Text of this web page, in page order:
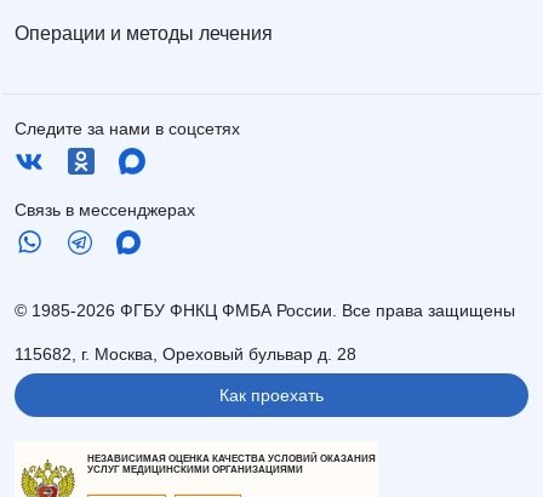
Операции и методы лечения
Следите за нами в соцсетях
Связь в мессенджерах
© 1985-2026 ФГБУ ФНКЦ ФМБА России. Все права защищены
115682, г. Москва, Ореховый бульвар д. 28
Как проехать
НЕЗАВИСИМАЯ ОЦЕНКА КАЧЕСТВА УСЛОВИЙ ОКАЗАНИЯ
УСЛУГ МЕДИЦИНСКИМИ ОРГАНИЗАЦИЯМИ